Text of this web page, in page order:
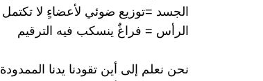
الجسد =توزيع ضوئي لأعضاءٍ لا تكتمل
الرأس = فراغٌ ينسكب فيه الترقيم
نحن نعلم إلى أين تقودنا يدنا الممدودة